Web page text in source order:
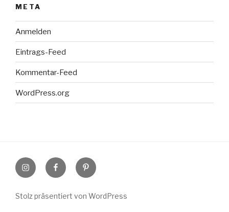
META
Anmelden
Eintrags-Feed
Kommentar-Feed
WordPress.org
InstagramFacebookPinterest
Stolz präsentiert von WordPress